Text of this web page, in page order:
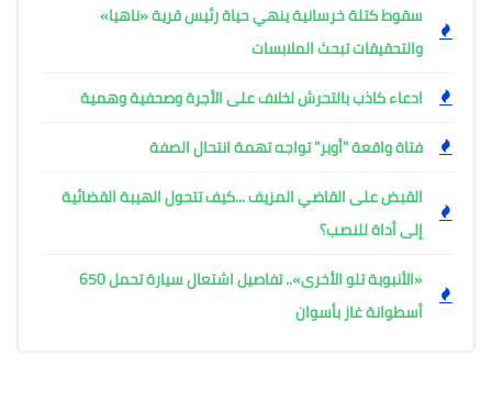
سقوط كتلة خرسانية ينهي حياة رئيس قرية «ناهيا»
والتحقيقات تبحث الملابسات
ادعاء كاذب بالتحرش لخلاف على الأجرة وصحفية وهمية
فتاة واقعة "أوبر" تواجه تهمة انتحال الصفة
القبض على القاضي المزيف ...كيف تتحول الهيبة القضائية
إلى أداة للنصب؟
«الأنبوبة تلو الأخرى».. تفاصيل اشتعال سيارة تحمل 650
أسطوانة غاز بأسوان